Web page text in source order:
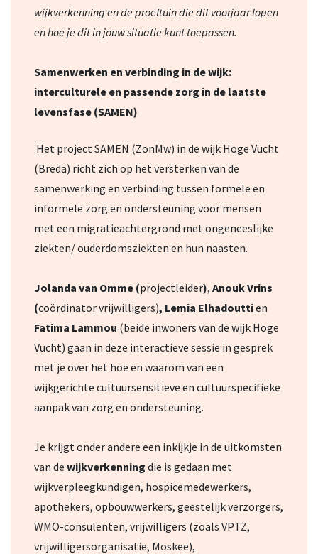
wijkverkenning en de proeftuin die dit voorjaar lopen
en hoe je dit in jouw situatie kunt toepassen.
Samenwerken en verbinding in de wijk:
interculturele en passende zorg in de laatste
levensfase (SAMEN)
Het project SAMEN (ZonMw) in de wijk Hoge Vucht
(Breda) richt zich op het versterken van de
samenwerking en verbinding tussen formele en
informele zorg en ondersteuning voor mensen
met een migratieachtergrond met ongeneeslijke
ziekten/ ouderdomsziekten en hun naasten.
Jolanda van Omme (projectleider), Anouk Vrins
(coördinator vrijwilligers), Lemia Elhadouttien
Fatima Lammou (beide inwoners van de wijk Hoge
Vucht) gaan in deze interactieve sessie in gesprek
met je over het hoe en waarom van een
wijkgerichte cultuursensitieve en cultuurspecifieke
aanpak van zorg en ondersteuning.
Je krijgt onder andere een inkijkje in de uitkomsten
van dewijkverkenningdie is gedaan met
wijkverpleegkundigen, hospicemedewerkers,
apothekers, opbouwwerkers, geestelijk verzorgers,
WMO-consulenten, vrijwilligers (zoals VPTZ,
vrijwilligersorganisatie, Moskee),